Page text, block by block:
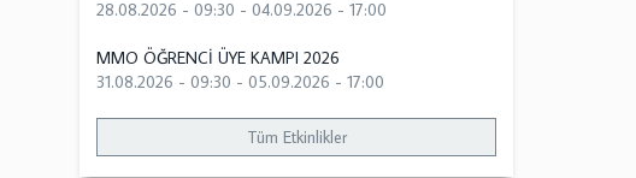
28.08.2026 - 09:30 -04.09.2026 - 17:00
MMO ÖĞRENCİ ÜYE KAMPI 2026
31.08.2026 - 09:30 -05.09.2026 - 17:00
Tüm Etkinlikler